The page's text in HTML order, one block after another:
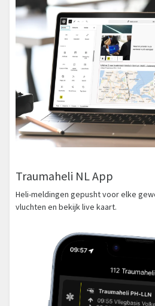
Traumaheli NL App
Heli-meldingen gepusht voor elke
vluchten en bekijk live kaart.